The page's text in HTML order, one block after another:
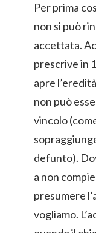
Per prima
non si può
accettata.
prescrive in
apre
non può
vincolo
defunto).
a non
presumere
vogliamo.